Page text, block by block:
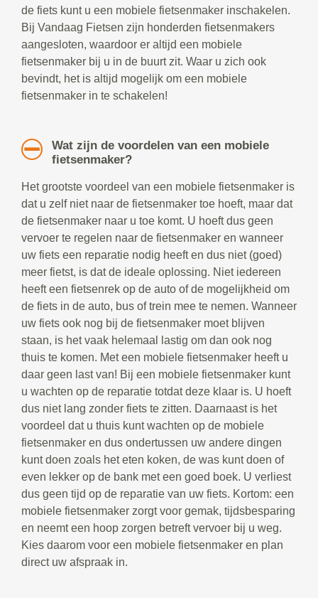
de fiets kunt u een mobiele fietsenmaker inschakelen.
Bij Vandaag Fietsen zijn honderden fietsenmakers
aangesloten, waardoor er altijd een mobiele
fietsenmaker bij u in de buurt zit. Waar u zich ook
bevindt, het is altijd mogelijk om een mobiele
fietsenmaker in te schakelen!
Wat zijn de voordelen van een mobiele
fietsenmaker?
Het grootste voordeel van een mobiele fietsenmaker is
dat u zelf niet naar de fietsenmaker toe hoeft, maar dat
de fietsenmaker naar u toe komt. U hoeft dus geen
vervoer te regelen naar de fietsenmaker en wanneer
uw fiets een reparatie nodig heeft en dus niet (goed)
meer fietst, is dat de ideale oplossing. Niet iedereen
heeft een fietsenrek op de auto of de mogelijkheid om
de fiets in de auto, bus of trein mee te nemen. Wanneer
uw fiets ook nog bij de fietsenmaker moet blijven
staan, is het vaak helemaal lastig om dan ook nog
thuis te komen. Met een mobiele fietsenmaker heeft u
daar geen last van! Bij een mobiele fietsenmaker kunt
u wachten op de reparatie totdat deze klaar is. U hoeft
dus niet lang zonder fiets te zitten. Daarnaast is het
voordeel dat u thuis kunt wachten op de mobiele
fietsenmaker en dus ondertussen uw andere dingen
kunt doen zoals het eten koken, de was kunt doen of
even lekker op de bank met een goed boek. U verliest
dus geen tijd op de reparatie van uw fiets. Kortom: een
mobiele fietsenmaker zorgt voor gemak, tijdsbesparing
en neemt een hoop zorgen betreft vervoer bij u weg.
Kies daarom voor een mobiele fietsenmaker en plan
direct uw afspraak in.